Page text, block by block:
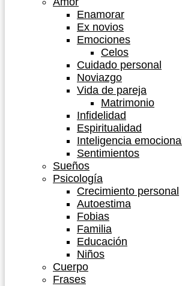
Enamorar
Ex novios
Emociones
Celos
Cuidado personal
Noviazgo
Vida de pareja
Matrimonio
Infidelidad
Espiritualidad
Inteligencia emocional
Sentimientos
Sueños
Psicología
Crecimiento personal
Autoestima
Fobias
Familia
Educación
Niños
Cuerpo
Frases